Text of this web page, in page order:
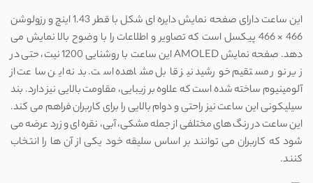
این ساعت دارای صفحه نمایش دایره‌ ای شکل با قطر 1.43 اینچ و رزولوشن
466 × 466 پیکسل است که تصاویر و اطلاعات را با وضوح بالا نمایش می‌
دهد. صفحه نمایش AMOLED این ساعت با روشنایی 1200 نیت، حتی در
زیر نور مستقیم خورشید نیز قابل مشاهده است. بدنه این ساعت از
آلومینیوم ساخته شده است که علاوه بر زیبایی، مقاومت بالایی نیز دارد. بند
سیلیکونی این ساعت نیز راحتی و دوام بالایی را برای کاربران فراهم می ‌کند.
این ساعت در رنگ ‌های مختلفی از جمله مشکی، آبی، نقره ‌ای و زرد عرضه می
‌شود که کاربران می ‌توانند بر اساس سلیقه خود یکی از آن‌ ها را انتخاب
کنند.